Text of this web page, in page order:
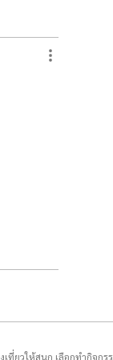
ยวให้สนุก เลือกทำกิจกร